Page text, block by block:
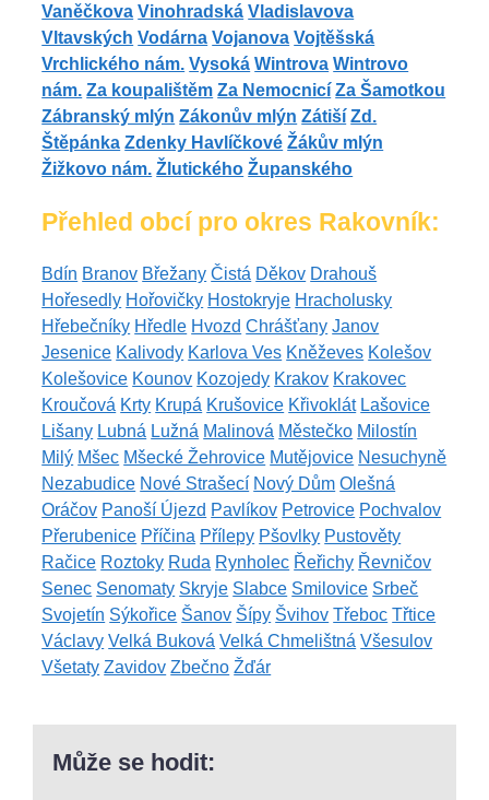
Vaněčkova Vinohradská Vladislavova
Vltavských Vodárna Vojanova Vojtěšská
Vrchlického nám. Vysoká Wintrova Wintrovo
nám. Za koupalištěm Za Nemocnicí Za Šamotkou
Zábranský mlýn Zákonův mlýn Zátiší Zd.
Štěpánka Zdenky Havlíčkové Žákův mlýn
Žižkovo nám. Žlutického Županského
Přehled obcí pro okres Rakovník:
Bdín Branov Břežany Čistá Děkov Drahouš
Hořesedly Hořovičky Hostokryje Hracholusky
Hřebečníky Hředle Hvozd Chrášťany Janov
Jesenice Kalivody Karlova Ves Kněževes Kolešov
Kolešovice Kounov Kozojedy Krakov Krakovec
Kroučová Krty Krupá Krušovice Křivoklát Lašovice
Lišany Lubná Lužná Malinová Městečko Milostín
Milý Mšec Mšecké Žehrovice Mutějovice Nesuchyně
Nezabudice Nové Strašecí Nový Dům Olešná
Oráčov Panoší Újezd Pavlíkov Petrovice Pochvalov
Přerubenice Příčina Přílepy Pšovlky Pustověty
Račice Roztoky Ruda Rynholec Řeřichy Řevničov
Senec Senomaty Skryje Slabce Smilovice Srbeč
Svojetín Sýkořice Šanov Šípy Švihov Třeboc Třtice
Václavy Velká Buková Velká Chmelištná Všesulov
Všetaty Zavidov Zbečno Žďár
Může se hodit: